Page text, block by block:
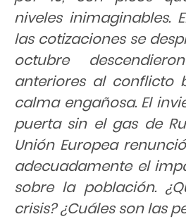
niveles inimaginables.
las cotizaciones se
octubre
anteriores al conflicto
calma engañosa. El
puerta sin el gas de
Unión Europea
adecuadamente el
sobre la población.
crisis? ¿Cuáles son las